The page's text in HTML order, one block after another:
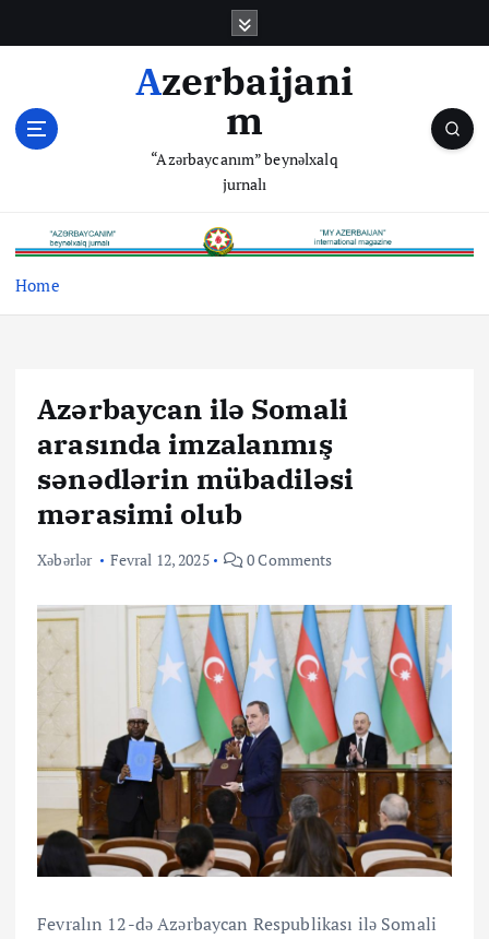
t
Azerbaijani
m
“Azərbaycanım” beynəlxalq
jurnalı
Home
Azərbaycan ilə Somali
arasında imzalanmış
sənədlərin mübadiləsi
mərasimi olub
Xəbərlər Fevral 12, 2025 0 Comments
Fevralın 12-də Azərbaycan Respublikası ilə Somali